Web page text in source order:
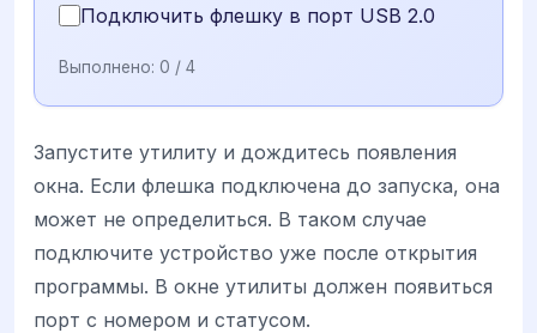
Подключить флешку в порт USB 2.0
Выполнено: 0 / 4
Запустите утилиту и дождитесь появления
окна. Если флешка подключена до запуска, она
может не определиться. В таком случае
подключите устройство уже после открытия
программы. В окне утилиты должен появиться
порт с номером и статусом.